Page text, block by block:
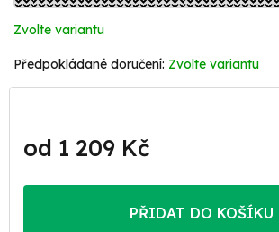
Zvolte variantu
Zvolte variantu
od 1 209 Kč
cena:
PŘIDAT DO KOŠÍKU